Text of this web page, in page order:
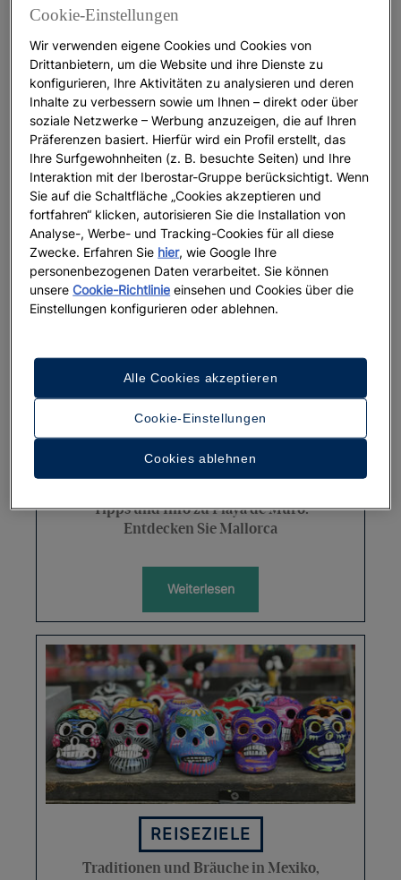
URLAUB
Vollständiger Urlaubsführer für
Barcelona
Weiterlesen
MALLORCA
Tipps und Info zu Playa de Muro:
Entdecken Sie Mallorca
Weiterlesen
REISEZIELE
Traditionen und Bräuche in Mexiko,
Cookie-Einstellungen
Wir verwenden eigene Cookies und Cookies von
Drittanbietern, um die Website und ihre Dienste zu
konfigurieren, Ihre Aktivitäten zu analysieren und deren
Inhalte zu verbessern sowie um Ihnen – direkt oder über
soziale Netzwerke – Werbung anzuzeigen, die auf Ihren
Präferenzen basiert. Hierfür wird ein Profil erstellt, das
Ihre Surfgewohnheiten (z. B. besuchte Seiten) und Ihre
Interaktion mit der Iberostar-Gruppe berücksichtigt. Wenn
Sie auf die Schaltfläche „Cookies akzeptieren und
fortfahren“ klicken, autorisieren Sie die Installation von
Analyse-, Werbe- und Tracking-Cookies für all diese
Zwecke. Erfahren Sie hier, wie Google Ihre
personenbezogenen Daten verarbeitet. Sie können
unsereCookie-Richtlinie einsehen und Cookies über die
Einstellungen konfigurieren oder ablehnen.
Cookie-Einstellungen
Cookies ablehnen
Alle Cookies akzeptieren